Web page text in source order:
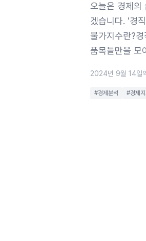
오늘은 경제의
겠습니다. '경
물가지수란?
품목들만을 모
2024년 9월 14일
#경제분석 #경제